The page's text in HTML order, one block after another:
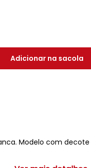
Adicionar na sacola
Modelo com decote